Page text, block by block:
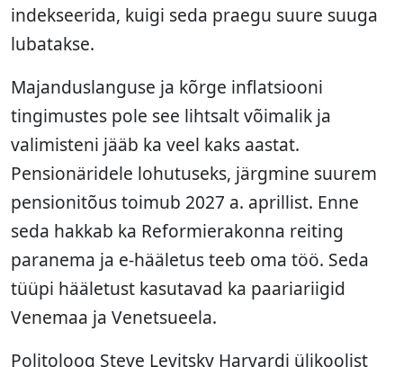
indekseerida, kuigi seda praegu suure suuga
lubatakse.
Majanduslanguse ja kõrge inflatsiooni
tingimustes pole see lihtsalt võimalik ja
valimisteni jääb ka veel kaks aastat.
Pensionäridele lohutuseks, järgmine suurem
pensionitõus toimub 2027 a. aprillist. Enne
seda hakkab ka Reformierakonna reiting
paranema ja e-hääletus teeb oma töö. Seda
tüüpi hääletust kasutavad ka paariariigid
Venemaa ja Venetsueela.
Politoloog Steve Levitsky Harvardi ülikoolist